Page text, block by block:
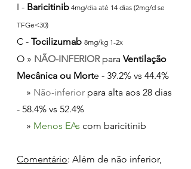
I - Baricitinib 4mg/dia até 14 dias (2mg/d se
TFGe<30)
C - Tocilizumab 8mg/kg 1-2x
O » NÃO-INFERIOR para Ventilação
Mecânica ou Morte - 39.2% vs 44.4%
    »
Não-inferior para alta aos 28 dias
- 58.4% vs 52.4%
    »
Menos EAs com baricitinib
Comentário: Além de não inferior,